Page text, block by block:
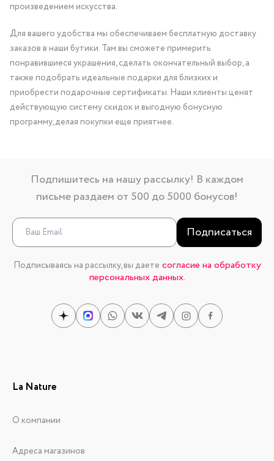
произведением искусства.
Для вашего удобства мы обеспечиваем бесплатную доставку
заказов в наши бутики. Там вы сможете примерить
понравившиеся украшения, сделать окончательный выбор, а
также подобрать идеальные подарки для близких и
приобрести подарочные сертификаты. Наши клиенты ценят
действующую систему скидок и выгодную бонусную
программу, делая покупки еще приятнее.
Подпишитесь на нашу рассылку! В каждом
письме раздаем от 500 до 5000 бонусов!
Подписаться
Подписываясь на рассылку, вы даете согласие на обработку
персональных данных.
La Nature
О компании
Адреса магазинов